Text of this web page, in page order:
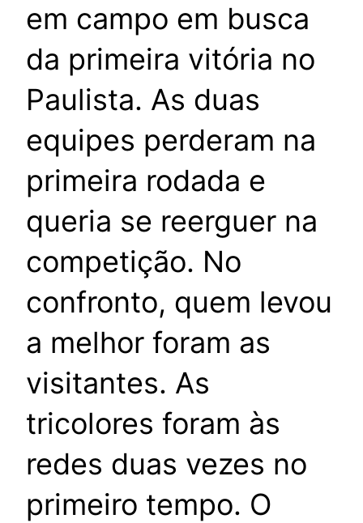
em campo em busca
da primeira vitória no
Paulista. As duas
equipes perderam na
primeira rodada e
queria se reerguer na
competição. No
confronto, quem levou
a melhor foram as
visitantes. As
tricolores foram às
redes duas vezes no
primeiro tempo. O